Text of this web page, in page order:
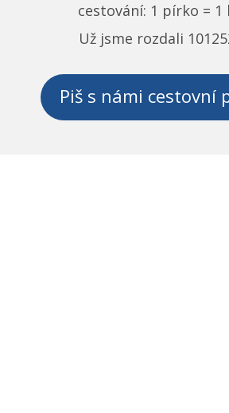
cestování: 1 pírko = 1
Už jsme rozdali
Piš s námi cestovní